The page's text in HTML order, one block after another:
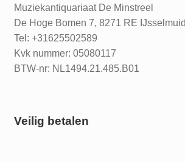
Muziekantiquariaat De Minstreel
De Hoge Bomen 7, 8271 RE
Tel: +31625502589
Kvk nummer: 05080117
BTW-nr: NL1494.21.485.B01
Veilig betalen